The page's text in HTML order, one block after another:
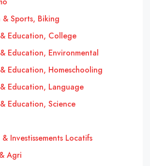
& Sports, Biking
Education, College
Education, Environmental
Education, Homeschooling
Education, Language
Education, Science
Investissements Locatifs
Agri